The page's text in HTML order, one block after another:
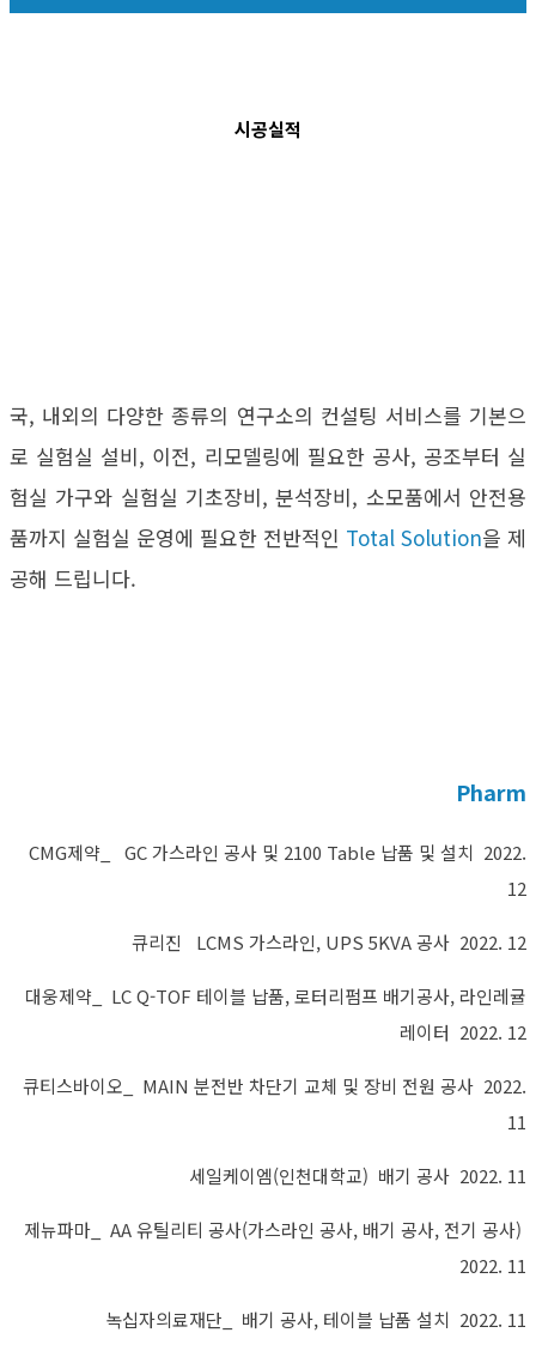
시공실적
국, 내외의 다양한 종류의 연구소의 컨설팅 서비스를 기본으
로 실험실 설비, 이전, 리모델링에 필요한 공사, 공조부터 실
험실 가구와 실험실 기초장비, 분석장비, 소모품에서 안전용
품까지 실험실 운영에 필요한 전반적인 Total Solution을 제
공해 드립니다.
Pharm
CMG제약_ GC 가스라인 공사 및 2100 Table 납품 및 설치 2022.
12
큐리진 LCMS 가스라인, UPS 5KVA 공사 2022. 12
대웅제약_ LC Q-TOF 테이블 납품, 로터리펌프 배기공사, 라인레귤
레이터 2022. 12
큐티스바이오_ MAIN 분전반 차단기 교체 및 장비 전원 공사 2022.
11
세일케이엠(인천대학교) 배기 공사 2022. 11
제뉴파마_ AA 유틸리티 공사(가스라인 공사, 배기 공사, 전기 공사)
2022. 11
녹십자의료재단_ 배기 공사, 테이블 납품 설치 2022. 11